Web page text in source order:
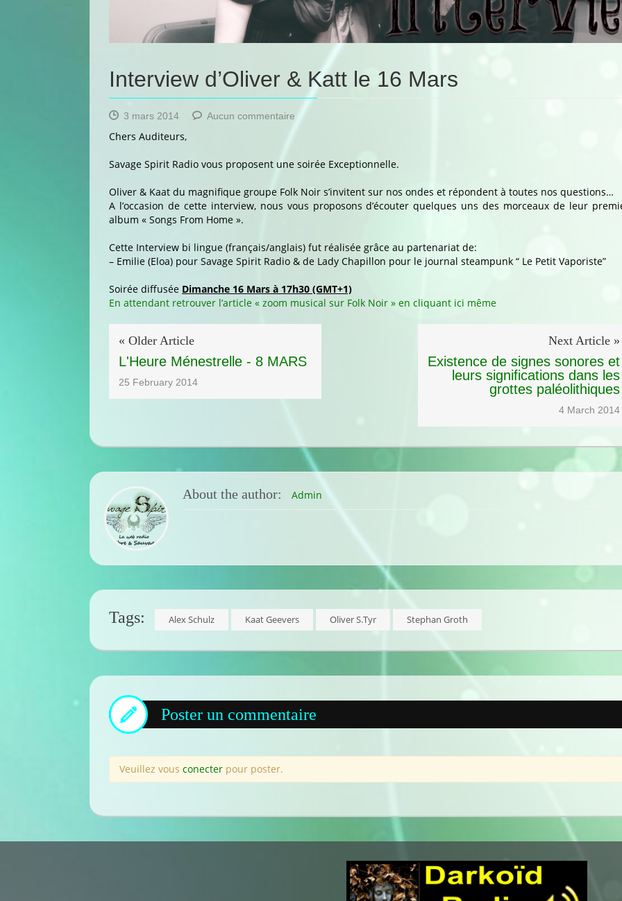
Interview d’Oliver & Katt le 16 Mars
3 mars 2014 Aucun commentaire
Katt
16
Mars
Chers Auditeurs,
Savage Spirit Radio vous proposent une soirée Exceptionnelle.
Oliver & Kaat du magnifique groupe Folk Noir s’invitent sur nos ondes et répondent à toutes nos questions…
A l’occasion de cette interview, nous vous proposons d’écouter quelques uns des morceaux de leur
album « Songs From Home ».
Cette Interview bi lingue (français/anglais) fut réalisée grâce au partenariat de:
– Emilie (Eloa) pour Savage Spirit Radio & de Lady Chapillon pour le journal steampunk “ Le Petit Vaporiste”
Soirée diffusée Dimanche 16 Mars à 17h30 (GMT+1)
En attendant retrouver l’article « zoom musical sur Folk Noir » en cliquant ici même
« Older Article
L'Heure Ménestrelle - 8 MARS
25 February 2014
Next Article »
Existence de signes sonores et
leurs significations dans les
grottes paléolithiques
4 March 2014
About the author: Admin
Tags: Alex Schulz Kaat Geevers Oliver S.Tyr Stephan Groth
Poster un commentaire
Veuillez vous conecter pour poster.